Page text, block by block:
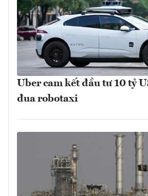
Uber cam kết đầu tư 10 tỷ
đua robotaxi